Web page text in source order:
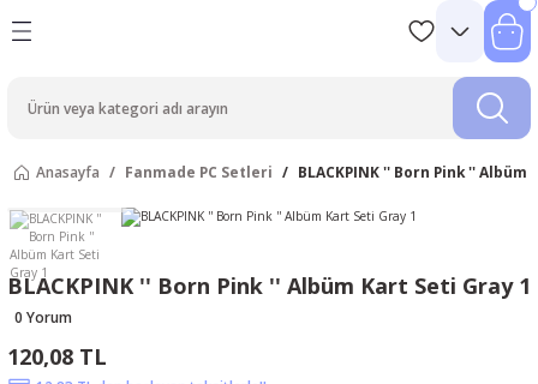
Anasayfa Fanmade PC Setleri BLACKPINK '' Born Pink '' Albüm
BLACKPINK '' Born Pink '' Albüm Kart Seti Gray 1
0 Yorum
120,08 TL